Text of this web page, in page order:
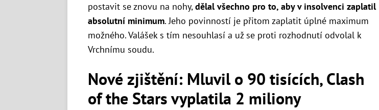
postavit se znovu na nohy,dělal všechno pro to, aby v insolvenci zaplatil
absolutní minimum. Jeho povinností je přitom zaplatit úplné maximum
možného. Valášek s tím nesouhlasí a už se proti rozhodnutí odvolal k
Vrchnímu soudu.
Nové zjištění: Mluvil o 90 tisících, Clash
of the Stars vyplatila 2 miliony